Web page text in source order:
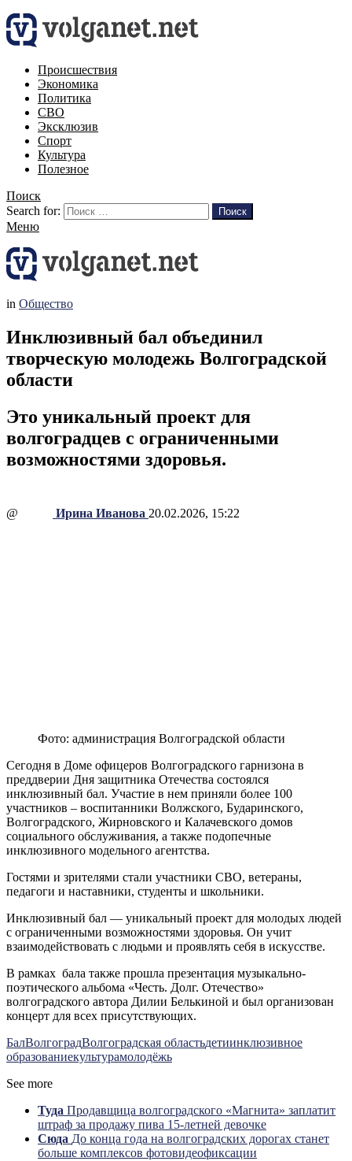
Происшествия
Экономика
Политика
СВО
Эксклюзив
Спорт
Культура
Полезное
Поиск
Search for:
Поиск
Меню
in Общество
Инклюзивный бал объединил
творческую молодежь Волгоградской
области
Это уникальный проект для
волгоградцев с ограниченными
возможностями здоровья.
@ Ирина Иванова 20.02.2026, 15:22
Фото: администрация Волгоградской области
Сегодня в Доме офицеров Волгоградского гарнизона в
преддверии Дня защитника Отечества состоялся
инклюзивный бал. Участие в нем приняли более 100
участников – воспитанники Волжского, Бударинского,
Волгоградского, Жирновского и Калачевского домов
социального обслуживания, а также подопечные
инклюзивного модельного агентства.
Гостями и зрителями стали участники СВО, ветераны,
педагоги и наставники, студенты и школьники.
Инклюзивный бал — уникальный проект для молодых людей
с ограниченными возможностями здоровья. Он учит
взаимодействовать с людьми и проявлять себя в искусстве.
В рамках бала также прошла презентация музыкально-
поэтического альбома «Честь. Долг. Отечество»
волгоградского автора Дилии Белькиной и был организован
концерт для всех присутствующих.
БалВолгоградВолгоградская областьдетиинклюзивное
образованиекультурамолодёжь
See more
Туда Продавщица волгоградского «Магнита» заплатит
штраф за продажу пива 15-летней девочке
Сюда До конца года на волгоградских дорогах станет
больше комплексов фотовидеофиксации